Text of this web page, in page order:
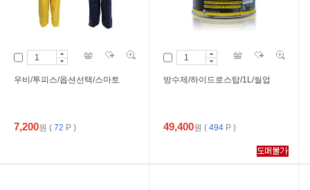
우비/투피스/옵션선택/스마토
7,200원 ( 72 P )
방수제/하이드로스탑/1L/씰업
49,400원 ( 494 P )